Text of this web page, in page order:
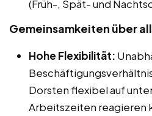
(Früh-, Spät- und
Gemeinsamkeiten über
Hohe Flexibilität:
Dorsten flexibel auf
Arbeitszeiten reagieren